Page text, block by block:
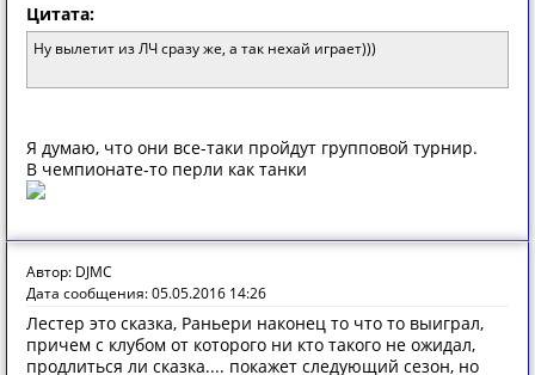
Цитата:
Ну вылетит из ЛЧ сразу же, а так нехай играет)))
Я думаю, что они все-таки пройдут групповой турнир.
В чемпионате-то перли как танки
Автор: DJMC
Дата сообщения: 05.05.2016 14:26
Лестер это сказка, Раньери наконец то что то выиграл,
причем с клубом от которого ни кто такого не ожидал,
продлиться ли сказка.... покажет следующий сезон, но